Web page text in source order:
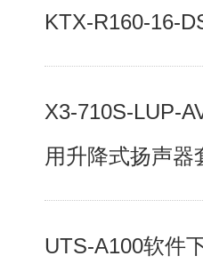
KTX-R160-16-
X3-710S-LUP-
用升降式扬声器
UTS-A100软件